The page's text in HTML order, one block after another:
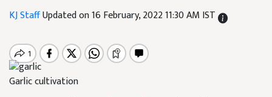
KJ StaffUpdated on 16 February, 2022 11:30 AM IST
Garlic cultivation